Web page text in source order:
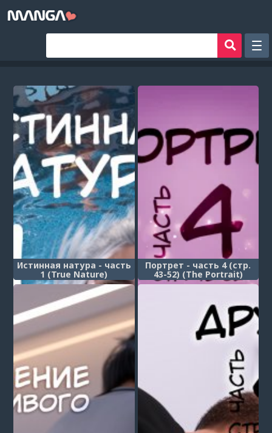
Фильтр
Авторы
Аниме хентай
Сборники манги
Sign in
Register
Истинная натура - часть
1 (True Nature)
Портрет - часть 4 (стр.
43-52) (The Portrait)